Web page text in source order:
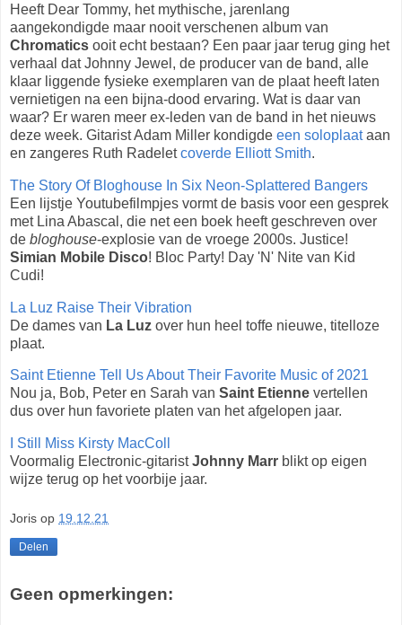
Heeft Dear Tommy, het mythische, jarenlang
aangekondigde maar nooit verschenen album van
Chromatics ooit echt bestaan? Een paar jaar terug ging het
verhaal dat Johnny Jewel, de producer van de band, alle
klaar liggende fysieke exemplaren van de plaat heeft laten
vernietigen na een bijna-dood ervaring. Wat is daar van
waar? Er waren meer ex-leden van de band in het nieuws
deze week. Gitarist Adam Miller kondigde een soloplaataan
en zangeres Ruth Radeletcoverde Elliott Smith.
The Story Of Bloghouse In Six Neon-Splattered Bangers
Een lijstje Youtubefilmpjes vormt de basis voor een gesprek
met Lina Abascal, die net een boek heeft geschreven over
de bloghouse-explosie van de vroege 2000s. Justice!
Simian Mobile Disco! Bloc Party! Day 'N' Nite van Kid
Cudi!
La Luz Raise Their Vibration
De dames van La Luz over hun heel toffe nieuwe, titelloze
plaat.
Saint Etienne Tell Us About Their Favorite Music of 2021
Nou ja, Bob, Peter en Sarah van Saint Etienne vertellen
dus over hun favoriete platen van het afgelopen jaar.
I Still Miss Kirsty MacColl
Voormalig Electronic-gitaristJohnny Marr blikt op eigen
wijze terug op het voorbije jaar.
Joris op 19.12.21
Delen
Geen opmerkingen: